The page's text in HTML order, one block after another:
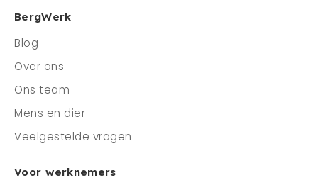
CONTACT
0341 - 45 33 09
info@bergwerk.nu
BergWerk
Blog
Over ons
Ons team
Mens en dier
Veelgestelde vragen
Voor werknemers